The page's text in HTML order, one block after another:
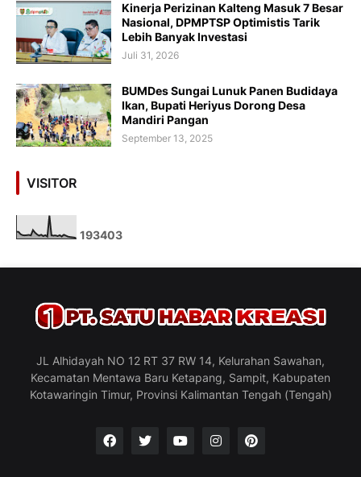
Kinerja Perizinan Kalteng Masuk 7 Besar
Nasional, DPMPTSP Optimistis Tarik
Lebih Banyak Investasi
Juli 31, 2026
BUMDes Sungai Lunuk Panen Budidaya
Ikan, Bupati Heriyus Dorong Desa
Mandiri Pangan
September 13, 2025
VISITOR
193403
JL Alhidayah NO 12 RT 37 RW 14, Kelurahan Sawahan,
Kecamatan Mentawa Baru Ketapang, Sampit, Kabupaten
Kotawaringin Timur, Provinsi Kalimantan Tengah (Tengah)